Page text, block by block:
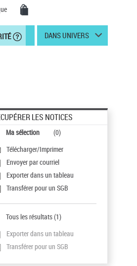
DANS UNIVERS
LES NOTICES
Ma sélection (0)
Télécharger/Imprimer
Envoyer par courriel
Exporter dans un tableau
Transférer pour un SGB
Tous les résultats(1)
Exporter dans un tableau
Transférer pour un SGB